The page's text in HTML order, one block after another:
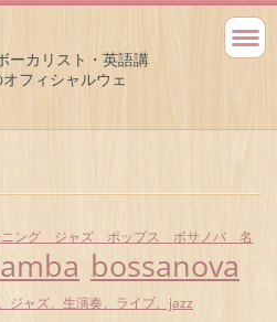
ーカリスト・英語講
シャルウェ
ニング ジャズ ポップス ボサノバ 名
bossanova
ジャズ、生演奏、ライブ、jazz